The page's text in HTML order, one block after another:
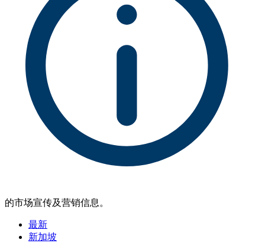
的市场宣传及营销信息。
最新
新加坡